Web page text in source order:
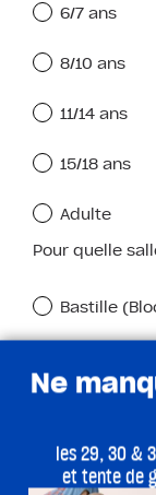
6/7 ans
8/10 ans
11/14 ans
15/18 ans
Adulte
Pour quelle
Bastille
Buttes-
Neuilly
Ne
les 29, 30 &
et tente de